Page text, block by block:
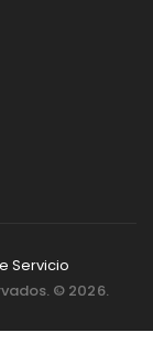
Servicio
© 2026.